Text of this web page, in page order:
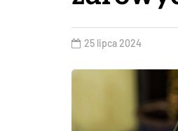
25 lipca 2024